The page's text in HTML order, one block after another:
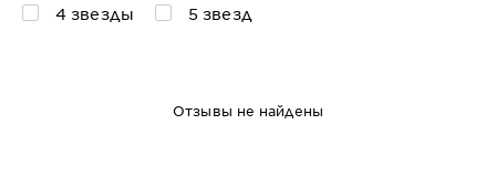
4 звезды
5 звезд
Отзывы не найдены